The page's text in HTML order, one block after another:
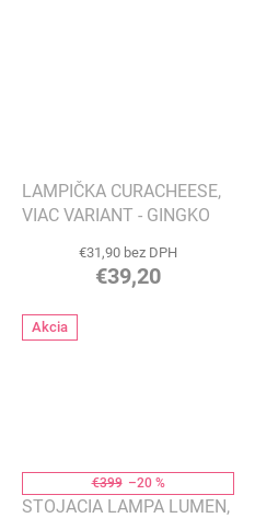
LAMPIČKA CURACHEESE,
VIAC VARIANT - GINGKO
€31,90 bez DPH
€39,20
Akcia
€399 –20 %
STOJACIA LAMPA LUMEN,